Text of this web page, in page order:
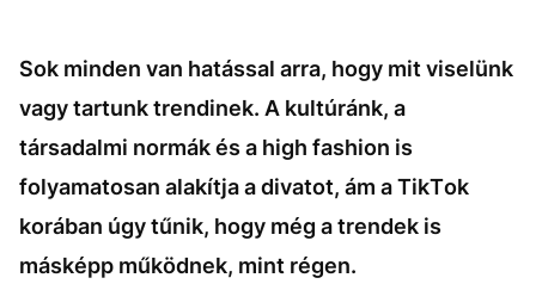
Sok minden van hatással arra, hogy mit viselünk
vagy tartunk trendinek. A kultúránk, a
társadalmi normák és a high fashion is
folyamatosan alakítja a divatot, ám a TikTok
korában úgy tűnik, hogy még a trendek is
másképp működnek, mint régen.